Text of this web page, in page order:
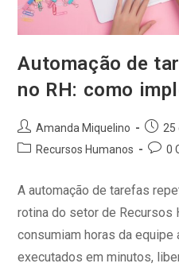
Automação de
no RH: como
Amanda Miquelino
25
Recursos Humanos
0
A automação de tarefas
rotina do setor de Recursos
consumiam horas da equipe
executados em minutos,